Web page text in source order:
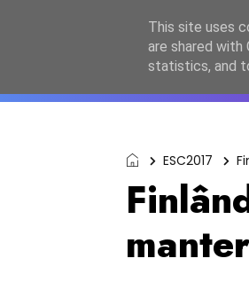
ESC2017
This site uses
are shared
statistics, and